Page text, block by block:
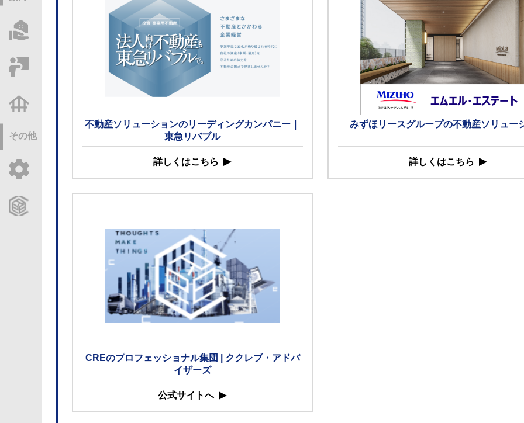
その他
不動産ソリューションのリーディングカンパニー｜
東急リバブル
詳しくはこちら
みずほリースグループの不動産ソリュー
詳しくはこちら
CREのプロフェッショナル集団 | ククレブ・アドバ
イザーズ
公式サイトへ